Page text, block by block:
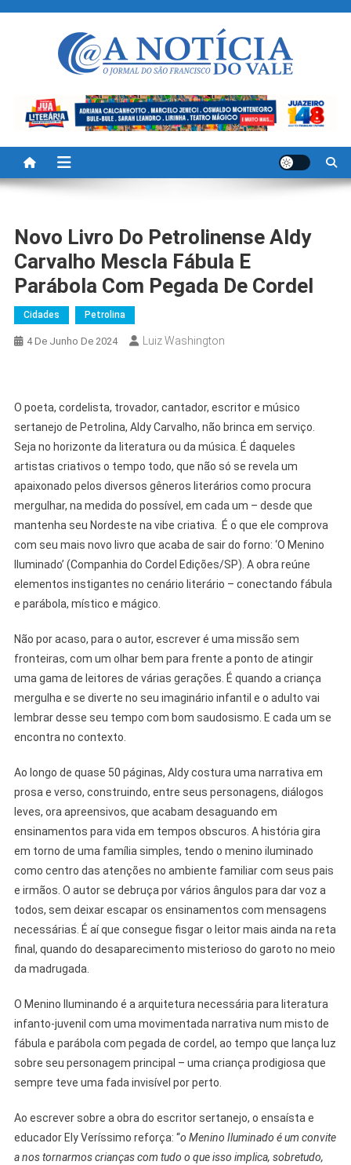
A Noticia Do Vale
Novo Livro Do Petrolinense Aldy
Carvalho Mescla Fábula E
Parábola Com Pegada De Cordel
Cidades Petrolina
4 De Junho De 2024 Luiz Washington
O poeta, cordelista, trovador, cantador, escritor e músico
sertanejo de Petrolina, Aldy Carvalho, não brinca em serviço.
Seja no horizonte da literatura ou da música. É daqueles
artistas criativos o tempo todo, que não só se revela um
apaixonado pelos diversos gêneros literários como procura
mergulhar, na medida do possível, em cada um – desde que
mantenha seu Nordeste na vibe criativa. É o que ele comprova
com seu mais novo livro que acaba de sair do forno: ‘O Menino
Iluminado’ (Companhia do Cordel Edições/SP). A obra reúne
elementos instigantes no cenário literário – conectando fábula
e parábola, místico e mágico.
Não por acaso, para o autor, escrever é uma missão sem
fronteiras, com um olhar bem para frente a ponto de atingir
uma gama de leitores de várias gerações. É quando a criança
mergulha e se diverte no seu imaginário infantil e o adulto vai
lembrar desse seu tempo com bom saudosismo. E cada um se
encontra no contexto.
Ao longo de quase 50 páginas, Aldy costura uma narrativa em
prosa e verso, construindo, entre seus personagens, diálogos
leves, ora apreensivos, que acabam desaguando em
ensinamentos para vida em tempos obscuros. A história gira
em torno de uma família simples, tendo o menino iluminado
como centro das atenções no ambiente familiar com seus pais
e irmãos. O autor se debruça por vários ângulos para dar voz a
todos, sem deixar escapar os ensinamentos com mensagens
necessárias. É aí que consegue fisgar o leitor mais ainda na reta
final, quando do desaparecimento misterioso do garoto no meio
da madrugada.
O Menino Iluminando é a arquitetura necessária para literatura
infanto-juvenil com uma movimentada narrativa num misto de
fábula e parábola com pegada de cordel, ao tempo que lança luz
sobre seu personagem principal – uma criança prodigiosa que
sempre teve uma fada invisível por perto.
Ao escrever sobre a obra do escritor sertanejo, o ensaísta e
educador Ely Veríssimo reforça: “o Menino Iluminado é um convite
a nos tornarmos crianças com tudo o que isso implica, sobretudo,